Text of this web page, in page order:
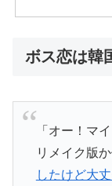
ボス恋は韓
「オー！マ
リメイク版
したけど大